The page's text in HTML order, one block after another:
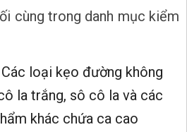
cùng trong danh mục kiểm
Các loại kẹo đường không
la trắng, sô cô la và các
khác chứa ca cao